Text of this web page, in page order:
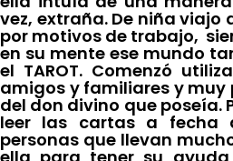
vez, extraña. De niña viajo
por motivos de trabajo,
en su mente ese mundo
el TAROT. Comenzó
amigos y familiares y muy
del don divino que poseía.
leer las cartas a fecha
personas que llevan